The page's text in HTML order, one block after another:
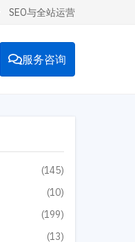
SEO与全站运营
服务咨询
(145)
(10)
(199)
(13)